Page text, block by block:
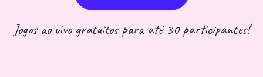
Jogos ao vivo gratuitos para até 30 participantes!